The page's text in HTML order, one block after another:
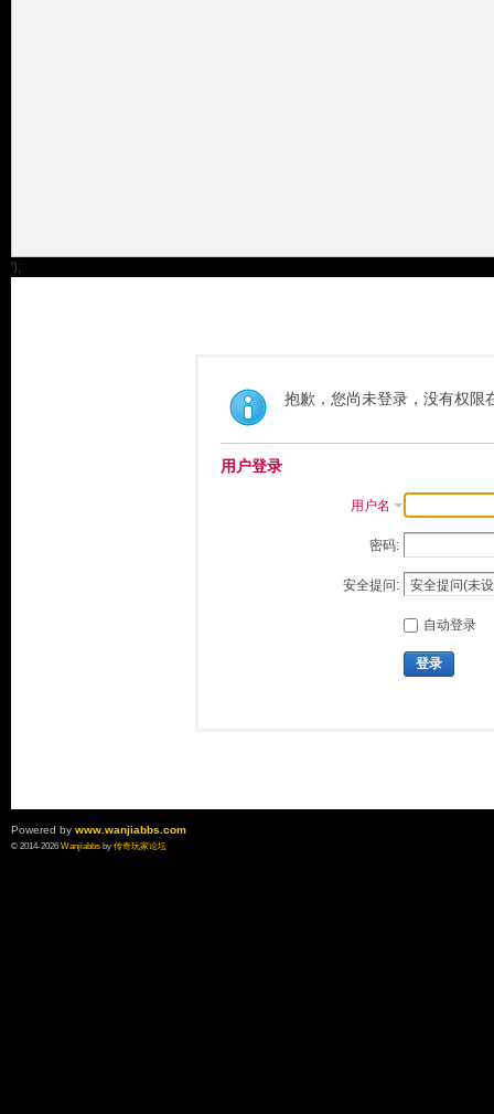
');
抱歉，您尚未登录，没有权限
用户登录
用户名
密码:
安全提问:
自动登录
登录
Powered by www.wanjiabbs.com
© 2014-2026 Wanjiabbsby 传奇玩家论坛